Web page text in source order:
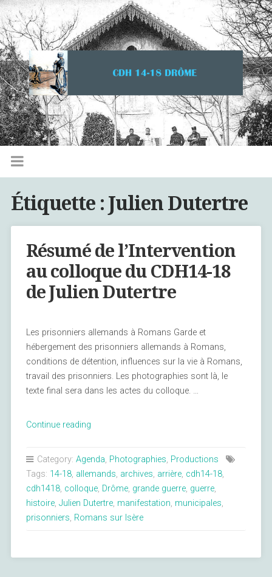
Étiquette : Julien Dutertre
Résumé de l’Intervention
au colloque du CDH14-18
de Julien Dutertre
Les prisonniers allemands à Romans Garde et
hébergement des prisonniers allemands à Romans,
conditions de détention, influences sur la vie à Romans,
travail des prisonniers. Les photographies sont là, le
texte final sera dans les actes du colloque. …
Continue reading« Résumé
l’Intervention
colloque
Julien
Category: Agenda, Photographies, Productions
Tags: 14-18, allemands, archives, arrière, cdh14-18,
cdh1418, colloque, Drôme, grande guerre, guerre,
histoire, Julien Dutertre, manifestation, municipales,
prisonniers, Romans sur Isère